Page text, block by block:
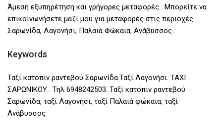
Άμεση εξυπηρέτηση και γρήγορες μεταφορές . Μπορείτε να
επικοινωνήσετε μαζί μου για μεταφορές στις περιοχές
Σαρωνίδα, Λαγονήσι, Παλαιά Φώκαια, Ανάβυσσος .
Keywords
Ταξί κατόπιν ραντεβού Σαρωνίδα.Ταξί Λαγονήσι. TAXI
ΣΑΡΩΝΙΚΟΥ . Τηλ 6948242503. Ταξί κατόπιν ραντεβού
Σαρωνίδα, ταξί Λαγονήσι, ταξί Παλαιά φώκαια, ταξί
Ανάβυσσος